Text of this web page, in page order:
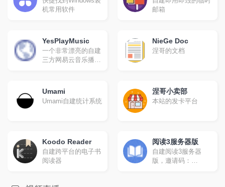
机常用软件
邮箱
YesPlayMusic
一个非常漂亮的自建
三方网易云音乐播放
NieGe Doc
涅哥的文档
Umami
Umami自建统计系统
涅哥小卖部
本站的发卡平台
Koodo Reader
自建跨平台的电子书
阅读器
阅读3服务器版
自建阅读3服务器
版，邀请码：